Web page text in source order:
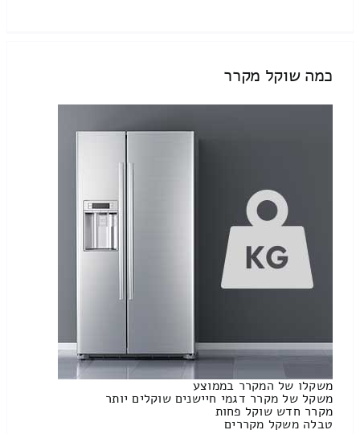
כמה שוקל מקרר
משקלו של המקרר בממוצע
משקל של מקרר דגמי חיישנים שוקלים יותר
מקרר חדש שוקל פחות
טבלה משקל מקררים